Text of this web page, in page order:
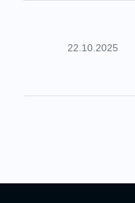
22.10.2025